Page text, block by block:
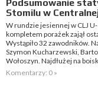
Podsumowanie
Stomilu w
W rundzie jesiennej w CLJ
kompletem porażek zajął
Wystąpiło 32 zawodników.
Szymon Kucharzewski,
Wołoszyn. Najdłużej na
Komentarzy: 0 »